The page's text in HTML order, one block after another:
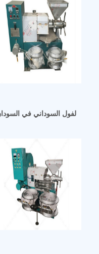
آلة استخلاص زيت
زيت الفول السوداني في